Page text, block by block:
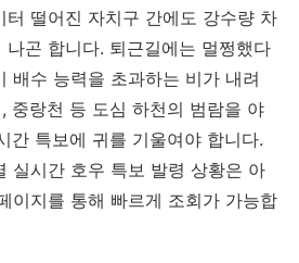
터 떨어진 자치구 간에도 강수량 차
나곤 합니다. 퇴근길에는 멀쩡했다
배수 능력을 초과하는 비가 내려
중랑천 등 도심 하천의 범람을 야
간 특보에 귀를 기울여야 합니다.
실시간 호우 특보 발령 상황은 아
이지를 통해 빠르게 조회가 가능합